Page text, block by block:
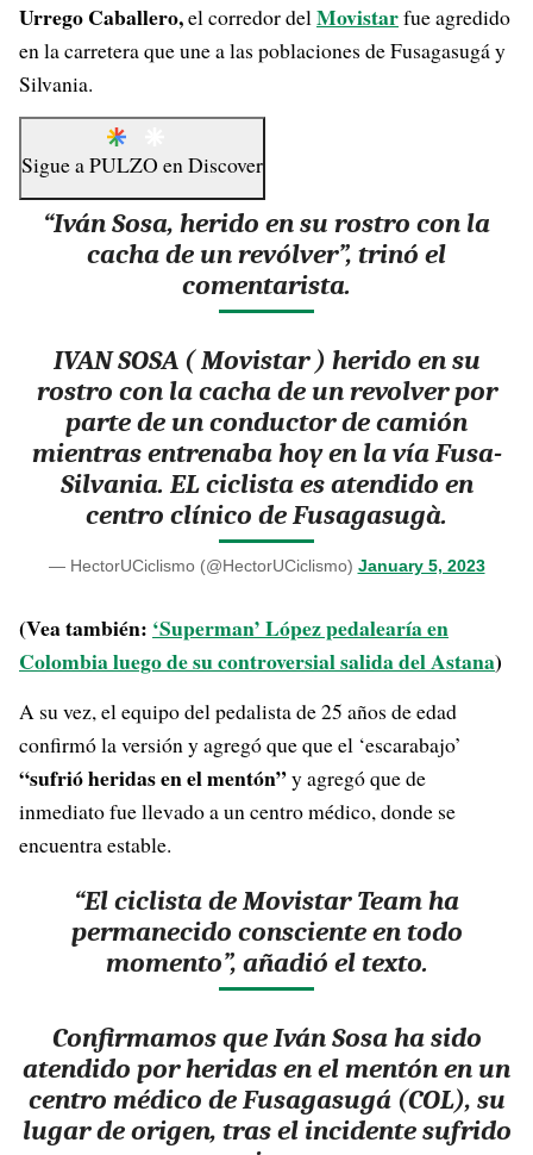
Urrego Caballero,el corredor delMovistarfue agredido
en la carretera que une a las poblaciones de Fusagasugá y
Silvania.
Sigue aPULZO enDiscover
“Iván Sosa, herido en su rostro con la
cacha de un revólver”, trinó el
comentarista.
IVAN SOSA ( Movistar ) herido en su
rostro con la cacha de un revolver por
parte de un conductor de camión
mientras entrenaba hoy en la vía Fusa-
Silvania. EL ciclista es atendido en
centro clínico de Fusagasugà.
— HectorUCiclismo (@HectorUCiclismo) January 5, 2023
(Vea también: ‘Superman’ López pedalearía en
Colombia luego de su controversial salida del Astana)
A su vez, el equipo del pedalista de 25 años de edad
confirmó la versión y agregó que que el ‘escarabajo’
“sufrió heridas en el mentón”y agregó que de
inmediato fue llevado a un centro médico, donde se
encuentra estable.
“El ciclista de Movistar Team ha
permanecido consciente en todo
momento”, añadió el texto.
Confirmamos que Iván Sosa ha sido
atendido por heridas en el mentón en un
centro médico de Fusagasugá (COL), su
lugar de origen, tras el incidente sufrido